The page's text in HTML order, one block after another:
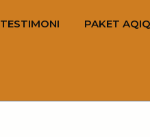
TESTIMONI PAKET